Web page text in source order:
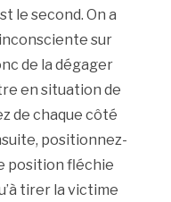
le second. On a
inconsciente sur
de la dégager
en situation de
de chaque côté
positionnez-
position fléchie
tirer la victime